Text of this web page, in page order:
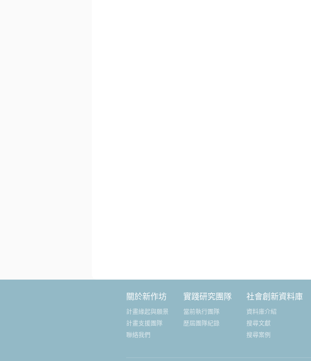
關於新作坊
計畫緣起與願景
計畫支援團隊
聯絡我們
實踐研究團隊
當前執行團隊
歷屆團隊紀錄
社會創新資料庫
資料庫介紹
搜尋文獻
搜尋案例